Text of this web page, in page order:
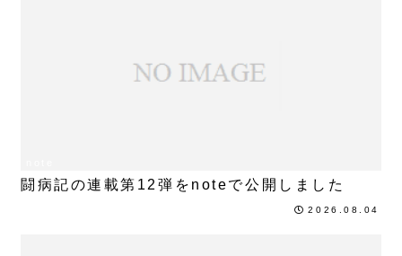
闘病記の連載第12弾をnoteで公開しました
2026.08.04